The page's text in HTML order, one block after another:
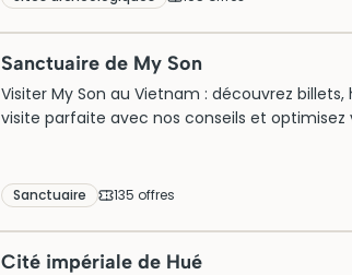
Sanctuaire de My Son
Visiter My Son au Vietnam : découvrez
visite parfaite avec nos conseils et optimisez
Sanctuaire 135 offres
Cité impériale de Hué